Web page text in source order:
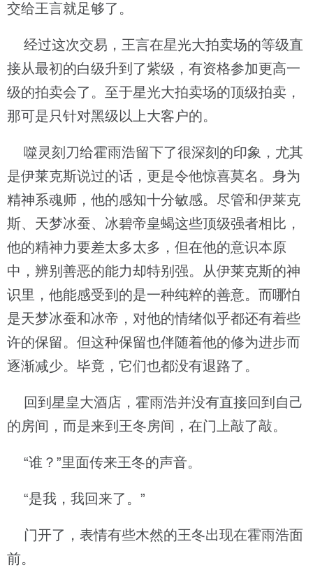
交给王言就足够了。
经过这次交易，王言在星光大拍卖场的等级直
接从最初的白级升到了紫级，有资格参加更高一
级的拍卖会了。至于星光大拍卖场的顶级拍卖，
那可是只针对黑级以上大客户的。
噬灵刻刀给霍雨浩留下了很深刻的印象，尤其
是伊莱克斯说过的话，更是令他惊喜莫名。身为
精神系魂师，他的感知十分敏感。尽管和伊莱克
斯、天梦冰蚕、冰碧帝皇蝎这些顶级强者相比，
他的精神力要差太多太多，但在他的意识本原
中，辨别善恶的能力却特别强。从伊莱克斯的神
识里，他能感受到的是一种纯粹的善意。而哪怕
是天梦冰蚕和冰帝，对他的情绪似乎都还有着些
许的保留。但这种保留也伴随着他的修为进步而
逐渐减少。毕竟，它们也都没有退路了。
回到星皇大酒店，霍雨浩并没有直接回到自己
的房间，而是来到王冬房间，在门上敲了敲。
“谁？”里面传来王冬的声音。
“是我，我回来了。”
门开了，表情有些木然的王冬出现在霍雨浩面
前。